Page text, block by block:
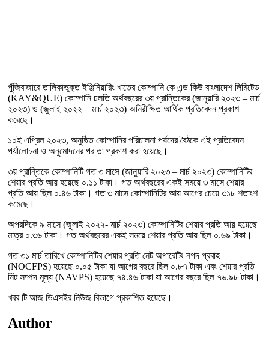
পুঁজিবাজারে তালিকাভুক্ত ইঞ্জিনিয়ারিং খাতের কোম্পানি কে এন্ড কিউ বাংলাদেশ লিমিটেড
(KAY&QUE) কোম্পানি চলতি অর্থবছরের ৩য় প্রান্তিকের (জানুয়ারি ২০২৩ – মার্চ
২০২৩) ও (জুলাই ২০২২ – মার্চ ২০২৩) অনিরীক্ষিত আর্থিক প্রতিবেদন প্রকাশ
করেছে।
১০ই এপ্রিল ২০২৩, অনুষ্ঠিত কোম্পানির পরিচালনা পর্ষদের বৈঠকে এই প্রতিবেদন
পর্যালোচনা ও অনুমোদনের পর তা প্রকাশ করা হয়েছে।
৩য় প্রান্তিকে কোম্পানিটি গত ৩ মাসে (জানুয়ারি ২০২৩ – মার্চ ২০২৩) কোম্পানিটির
শেয়ার প্রতি আয় হয়েছে ০.১১ টাকা। গত অর্থবছরের একই সময়ে ৩ মাসে শেয়ার
প্রতি আয় ছিল ০.৪৬ টাকা। গত ৩ মাসে কোম্পানিটির আয় আগের চেয়ে ৩১৮ শতাংশ
কমেছে।
অপরদিকে ৯ মাসে (জুলাই ২০২২- মার্চ ২০২৩) কোম্পানিটির শেয়ার প্রতি আয় হয়েছে
মাত্র ০.৩৬ টাকা। গত অর্থবছরের একই সময়ে শেয়ার প্রতি আয় ছিল ০.৬৯ টাকা।
গত ৩১ মার্চ তারিখে কোম্পানিটির শেয়ার প্রতি নেট অপারেটিং নগদ প্রবাহ
(NOCFPS) হয়েছে ০.০৫ টাকা যা আগের বছরে ছিল ০.৮৭ টাকা এবং শেয়ার প্রতি
নিট সম্পদ মূল্য (NAVPS) হয়েছে ৭৪.৪৬ টাকা যা আগের বছরে ছিল ৭৬.৯৮ টাকা।
খবর টি আজ ডিএসইর নিউজ বিভাগে প্রকাশিত হয়েছে।
Author